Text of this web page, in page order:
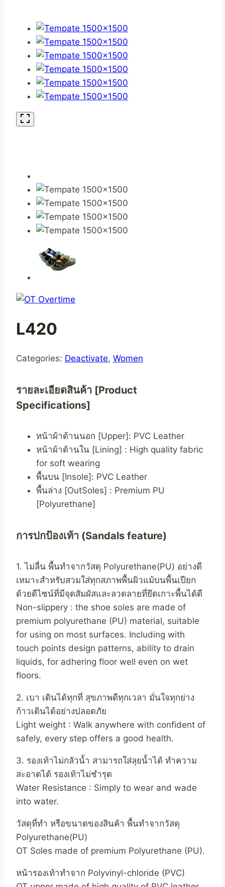
L420
Categories: Deactivate, Women
รายละเอียดสินค้า [Product
Specifications]
หน้าผ้าด้านนอก [Upper]: PVC Leather
หน้าผ้าด้านใน [Lining] : High quality fabric
for soft wearing
พื้นบน [Insole]: PVC Leather
พื้นล่าง [OutSoles] : Premium PU
[Polyurethane]
การปกป้องเท้า (Sandals feature)
1. ไม่ลื่น พื้นทำจากวัสดุ Polyurethane(PU) อย่างดี
เหมาะสำหรับสวมใส่ทุกสภาพพื้นผิวแม้บนพื้นเปียก
ด้วยดีไซน์ที่มีจุดสัมผัสและลวดลายที่ยึดเกาะพื้นได้ดี
Non-slippery : the shoe soles are made of
premium polyurethane (PU) material, suitable
for using on most surfaces. Including with
touch points design patterns, ability to drain
liquids, for adhering floor well even on wet
floors.
2. เบา เดินได้ทุกที่ สุขภาพดีทุกเวลา มั่นใจทุกย่าง
ก้าวเดินได้อย่างปลอดภัย
Light weight : Walk anywhere with confident of
safely, every step offers a good health.
3. รองเท้าไม่กลัวน้ำ สามารถใส่ลุยน้ำได้ ทำความ
สะอาดได้ รองเท้าไม่ชำรุด
Water Resistance : Simply to wear and wade
into water.
วัสดุที่ทำ หรือขนาดของสินค้า พื้นทำจากวัสดุ
Polyurethane(PU)
OT Soles made of premium Polyurethane (PU).
หน้ารองเท้าทำจาก Polyvinyl-chloride (PVC)